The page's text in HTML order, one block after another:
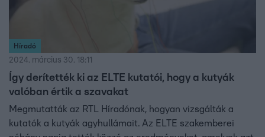
Híradó
2024. március 30. 18:11
Így derítették ki az ELTE kutatói, hogy a kutyák
valóban értik a szavakat
Megmutatták az RTL Híradónak, hogyan vizsgálták a
kutatók a kutyák agyhullámait. Az ELTE szakemberei